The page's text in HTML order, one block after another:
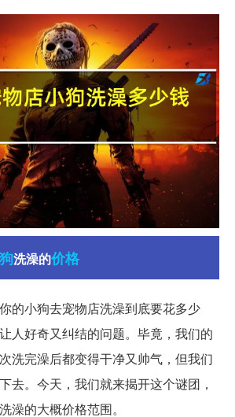
洗澡的价格
的小狗去宠物店洗澡到底要花多少
人好奇又纠结的问题。毕竟，我们的
洗完澡后都变得干净又帅气，但我们
去。今天，我们就来揭开这个谜团，
澡的大概价格范围。